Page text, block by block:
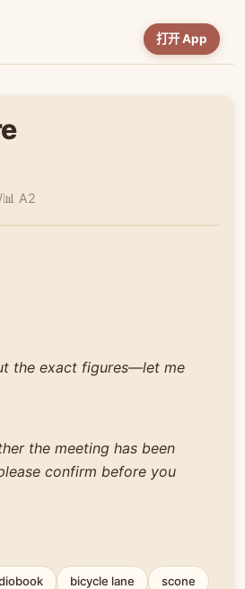
打开 App
📊 A2
the exact figures—let me
the meeting has been
confirm before you
bicycle lane scone